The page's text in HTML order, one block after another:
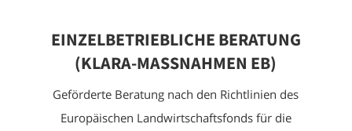
EINZELBETRIEBLICHE BERATUNG
(KLARA-MASSNAHMEN EB)
Geförderte Beratung nach den Richtlinien des
Europäischen Landwirtschaftsfonds für die